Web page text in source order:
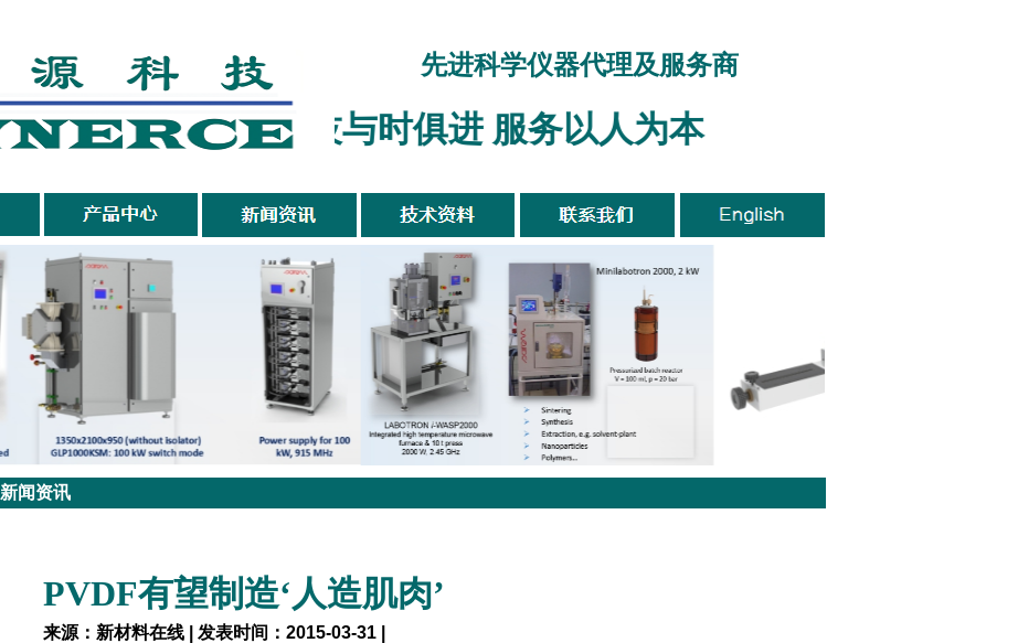
先进科学仪器代理及服务商
科技与时俱进 服务以人为本
新闻资讯
PVDF有望制造‘人造肌肉’
来源：新材料在线 | 发表时间：2015-03-31 |